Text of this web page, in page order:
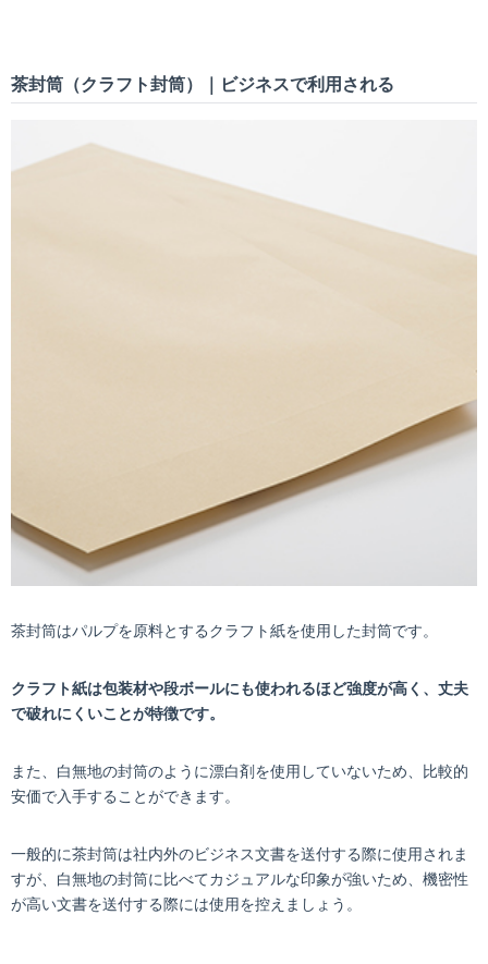
茶封筒（クラフト封筒）｜ビジネスで利用される
茶封筒はパルプを原料とするクラフト紙を使用した封筒です。
クラフト紙は包装材や段ボールにも使われるほど強度が高く、丈夫
で破れにくいことが特徴です。
また、白無地の封筒のように漂白剤を使用していないため、比較的
安価で入手することができます。
一般的に茶封筒は社内外のビジネス文書を送付する際に使用されま
すが、白無地の封筒に比べてカジュアルな印象が強いため、機密性
が高い文書を送付する際には使用を控えましょう。